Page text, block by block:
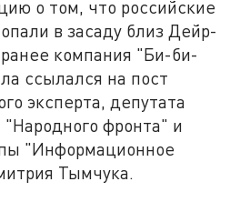
о том, что российские
в засаду близ Дейр-
компания "Би-би-
ссылался на пост
эксперта, депутата
фронта" и
"Информационное
Тымчука.